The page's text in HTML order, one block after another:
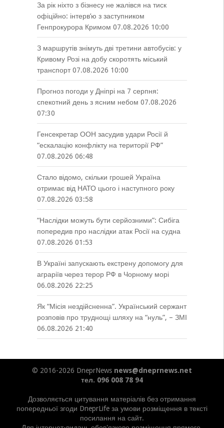
За рік ніхто з бізнесу не жалівся на тиск
офіційно: інтерв’ю з заступником
Генпрокурора Кримом 07.08.2026 10:00
З маршрутів знімуть дві третини автобусів: у
Кривому Розі на добу скоротять міський
транспорт 07.08.2026 10:00
Прогноз погоди у Дніпрі на 7 серпня:
спекотний день з ясним небом 07.08.2026
07:30
Генсекретар ООН засудив удари Росії й
“ескалацію конфлікту на території РФ”
07.08.2026 06:48
Стало відомо, скільки грошей Україна
отримає від НАТО цього і наступного року
07.08.2026 03:58
“Наслідки можуть бути серйозними”: Сибіга
попередив про наслідки атак Росії на судна
07.08.2026 01:53
В Україні запускають екстрену допомогу для
аграріїв через терор РФ в Чорному морі
06.08.2026 22:25
Як “Місія нездійсненна”. Український сержант
розповів про труднощі шляху на “нуль”, – ЗМІ
06.08.2026 21:40
© 2016-2026 DneprNews news@dneprnews.net
тел. 096 008 78 94
Дозволяється цитування матеріалів без отримання
попередньої згоди DneprLife за умови розміщення в тексті
посилання на сайт.